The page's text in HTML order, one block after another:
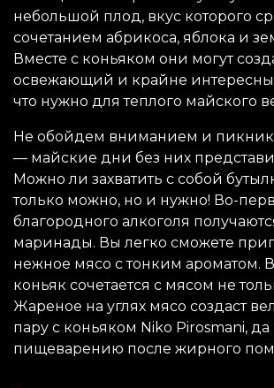
небольшой плод, вкус которого
сочетанием абрикоса, яблока и
Вместе с коньяком они могут
освежающий и крайне
что нужно для теплого майского
Не обойдем вниманием и
— майские дни без них
Можно ли захватить с собой
только можно, но и нужно! Во-
благородного алкоголя
маринады. Вы легко сможете
нежное мясо с тонким ароматом.
коньяк сочетается с мясом не
Жареное на углях мясо создаст
пару с коньяком Niko Pirosmani, да
пищеварению после жирного